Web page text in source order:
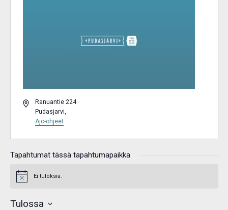
OsoiteRanuantie 224
Pudasjarvi,
Ajo-ohjeet
Tapahtumat tässä tapahtumapaikka
Notice Ei tuloksia.
Tulossa